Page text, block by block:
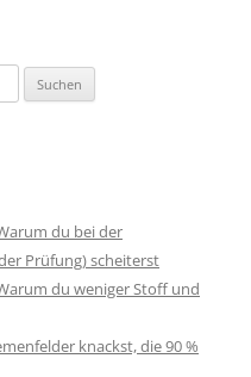
du bei der
Prüfung) scheiterst
du weniger Stoff und
knackst, die 90 %